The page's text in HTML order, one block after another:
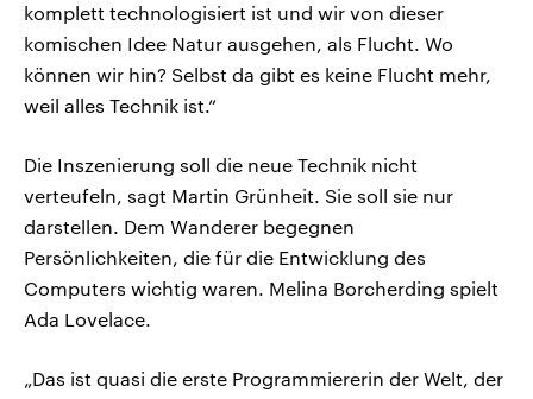
komplett technologisiert ist und wir von dieser
komischen Idee Natur ausgehen, als Flucht. Wo
können wir hin? Selbst da gibt es keine Flucht mehr,
weil alles Technik ist.“
Die Inszenierung soll die neue Technik nicht
verteufeln, sagt Martin Grünheit. Sie soll sie nur
darstellen. Dem Wanderer begegnen
Persönlichkeiten, die für die Entwicklung des
Computers wichtig waren. Melina Borcherding spielt
Ada Lovelace.
„Das ist quasi die erste Programmiererin der Welt, der